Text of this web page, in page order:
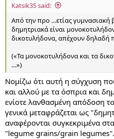
Katsik35 said:
Από την προ …ετίας γυμνασιακή
δημητριακά είναι
δικοτυλήδονα, απέχουν δηλαδή
(«Τα μονοκοτυλήδονα και τα
…»)
Νομίζω ότι αυτή η σύγχυση
και αλλού με τα όσπρια και
ενίοτε λανθασμένη απόδοση
γενικά μεταφράζεται ως
αναφέρονται συγκεκριμένα
"legume grains/grain legumes".